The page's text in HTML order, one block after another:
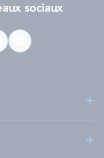
zones de confort.
tapissier dispose
sociaux